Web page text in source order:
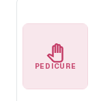
PEDICURE